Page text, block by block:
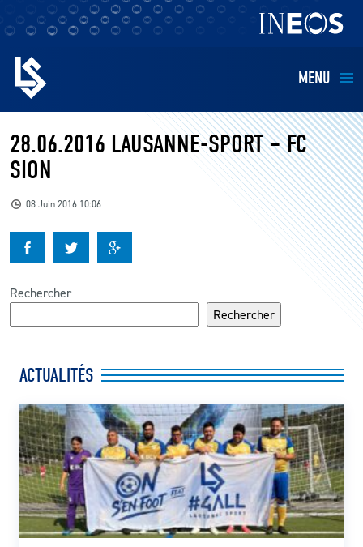
MENU
EQUIPES
BILLETTERIE
KIDS
CLUB
CONTACT
ACTUALITÉS
LS E-SHOP
28.06.2016 LAUSANNE-SPORT – FC
SION
08 Juin 2016 10:06
Rechercher
Rechercher
ACTUALITÉS